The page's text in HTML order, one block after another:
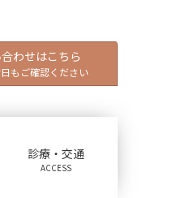
わせはこちら
もご確認ください
診療・交通
ACCESS